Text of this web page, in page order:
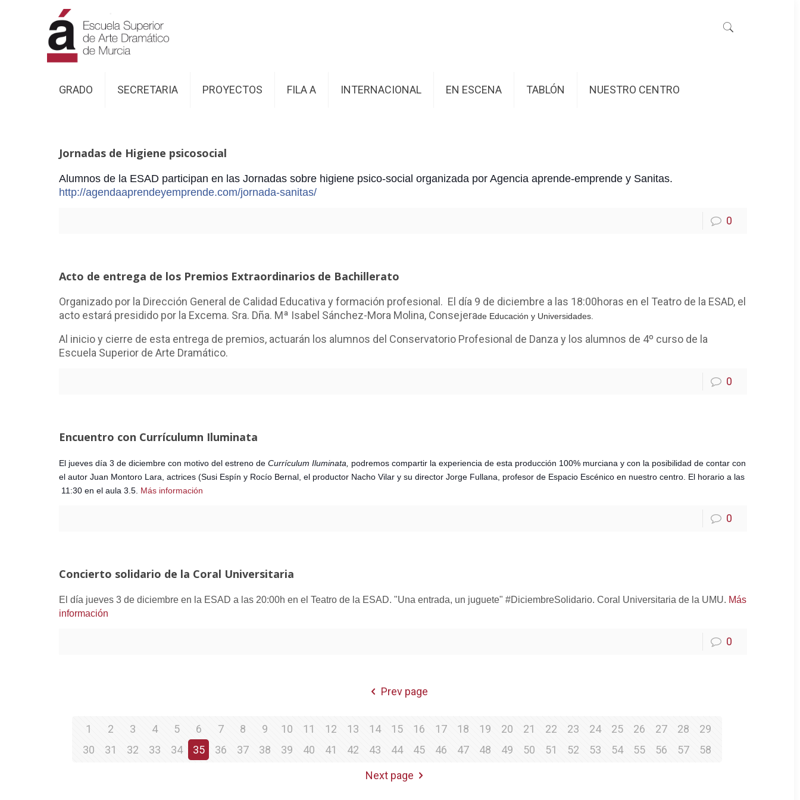
GRADO SECRETARIA PROYECTOS FILA A INTERNACIONAL EN ESCENA TABLÓN NUESTRO CENTRO
Jornadas de Higiene psicosocial
Alumnos de la ESAD participan en las Jornadas sobre higiene psico-social organizada por Agencia aprende-emprende y Sanitas.
http://agendaaprendeyemprende.com/jornada-sanitas/
0
Acto de entrega de los Premios Extraordinarios de Bachillerato
Organizado por la Dirección General de Calidad Educativa y formación profesional. El día 9 de diciembre a las 18:00horas en el Teatro de la ESAD, el
acto estará presidido por la Excema. Sra. Dña. Mª Isabel Sánchez-Mora Molina, Consejerade Educación y Universidades.
Al inicio y cierre de esta entrega de premios, actuarán los alumnos del Conservatorio Profesional de Danza y los alumnos de 4º curso de la
Escuela Superior de Arte Dramático.
0
Encuentro con Currículumn Iluminata
El jueves día 3 de diciembre con motivo del estreno de Currículum Iluminata, podremos compartir la experiencia de esta producción 100% murciana y con la posibilidad de contar con
el autor Juan Montoro Lara, actrices (Susi Espín y Rocío Bernal, el productor Nacho Vilar y su director Jorge Fullana, profesor de Espacio Escénico en nuestro centro. El horario a las
11:30 en el aula 3.5. Más información
0
Concierto solidario de la Coral Universitaria
El día jueves 3 de diciembre en la ESAD a las 20:00h en el Teatro de la ESAD. "Una entrada, un juguete" #DiciembreSolidario. Coral Universitaria de la UMU. Más
información
0
Prev page
1 2 3 4 5 6 7 8 9 10 11 12 13 14 15 16 17 18 19 20 21 22 23 24 25 26 27 28
29
30
31 32 33 34 35 36 37 38 39 40 41 42 43 44 45 46 47 48 49 50 51 52 53 54 55 56 57 58
Next page